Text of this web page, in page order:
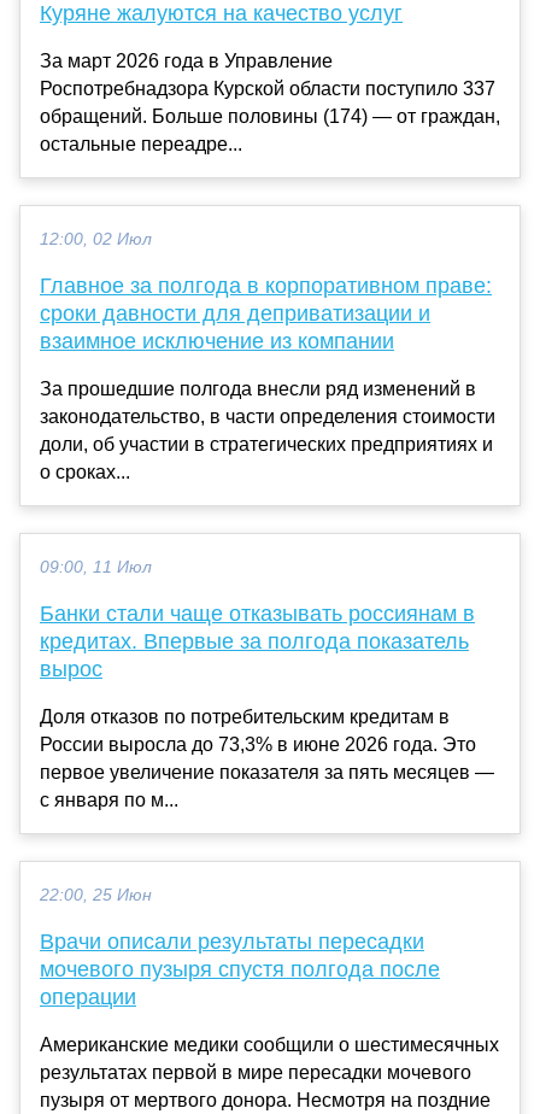
Куряне жалуются на качество услуг
За март 2026 года в Управление
Роспотребнадзора Курской области поступило 337
обращений. Больше половины (174) — от граждан,
остальные переадре...
12:00, 02 Июл
Главное за полгода в корпоративном праве:
сроки давности для деприватизации и
взаимное исключение из компании
За прошедшие полгода внесли ряд изменений в
законодательство, в части определения стоимости
доли, об участии в стратегических предприятиях и
о сроках...
09:00, 11 Июл
Банки стали чаще отказывать россиянам в
кредитах. Впервые за полгода показатель
вырос
Доля отказов по потребительским кредитам в
России выросла до 73,3% в июне 2026 года. Это
первое увеличение показателя за пять месяцев —
с января по м...
22:00, 25 Июн
Врачи описали результаты пересадки
мочевого пузыря спустя полгода после
операции
Американские медики сообщили о шестимесячных
результатах первой в мире пересадки мочевого
пузыря от мертвого донора. Несмотря на поздние